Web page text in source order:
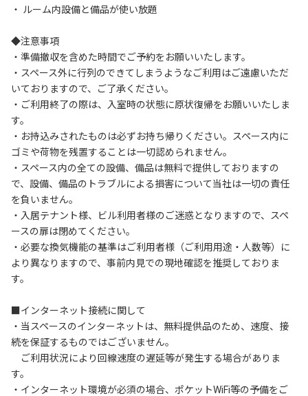
・ ルーム内設備と備品が使い放題
◆注意事項
・準備撤収を含めた時間でご予約をお願いいたします。
・スペース外に行列のできてしまうようなご利用はご遠慮いただ
いておりますので、ご了承ください。
・ご利用終了の際は、入室時の状態に原状復帰をお願いいたしま
す。
・お持込みされたものは必ずお持ち帰りください。スペース内に
ゴミや荷物を残置することは一切認められません。
・スペース内の全ての設備、備品は無料で提供しておりますの
で、設備、備品のトラブルによる損害について当社は一切の責任
を負いません。
・入居テナント様、ビル利用者様のご迷惑となりますので、スペ
ースの扉は閉めてください。
・必要な換気機能の基準はご利用者様（ご利用用途・人数等）に
より異なりますので、事前内見での現地確認を推奨しておりま
す。
■インターネット接続に関して
・当スペースのインターネットは、無料提供品のため、速度、接
続を保証するものではございません。
ご利用状況により回線速度の遅延等が発生する場合がありま
す。
・インターネット環境が必須の場合、ポケットWiFi等の予備をご